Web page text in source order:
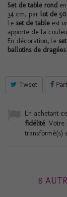
Set de table rond
34 cm, par lot de
Le set de table est
apporte de la
En décoration, le
ballotins de dragées
Tweet
En achetant
fidélité. Votre
transformé(s)
8